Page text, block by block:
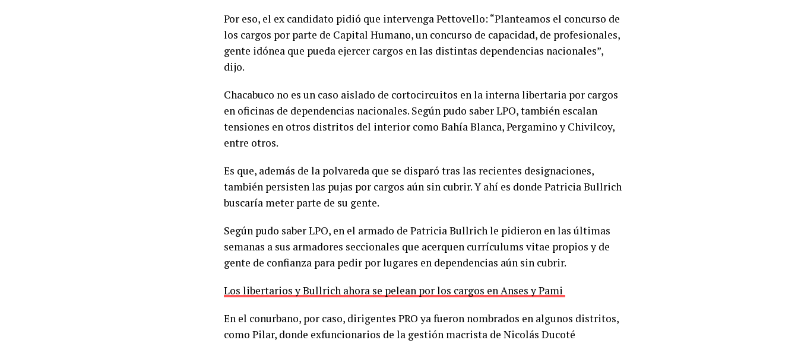
Por eso, el ex candidato pidió que intervenga Pettovello: “Planteamos el concurso de
los cargos por parte de Capital Humano, un concurso de capacidad, de profesionales,
gente idónea que pueda ejercer cargos en las distintas dependencias nacionales”,
dijo.
Chacabuco no es un caso aislado de cortocircuitos en la interna libertaria por cargos
en oficinas de dependencias nacionales. Según pudo saber LPO, también escalan
tensiones en otros distritos del interior como Bahía Blanca, Pergamino y Chivilcoy,
entre otros.
Es que, además de la polvareda que se disparó tras las recientes designaciones,
también persisten las pujas por cargos aún sin cubrir. Y ahí es donde Patricia Bullrich
buscaría meter parte de su gente.
Según pudo saber LPO, en el armado de Patricia Bullrich le pidieron en las últimas
semanas a sus armadores seccionales que acerquen currículums vitae propios y de
gente de confianza para pedir por lugares en dependencias aún sin cubrir.
Los libertarios y Bullrich ahora se pelean por los cargos en Anses y Pami
En el conurbano, por caso, dirigentes PRO ya fueron nombrados en algunos distritos,
como Pilar, donde exfuncionarios de la gestión macrista de Nicolás Ducoté